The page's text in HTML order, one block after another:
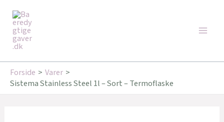
indholdet
Forside
Varer
Sistema Stainless Steel 1l – Sort – Termoflaske
Tilbud!
Tilbud!
119,95 kr..91,00 kr..
Tilbud!
Tilbud!
249,95 kr..171,00 kr..